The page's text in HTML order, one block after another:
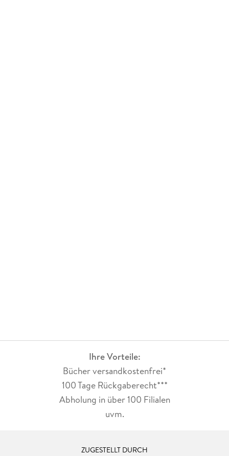
Ihre Vorteile:
Bücher versandkostenfrei*
100 Tage Rückgaberecht***
Abholung in über 100 Filialen
uvm.
ZUGESTELLT DURCH